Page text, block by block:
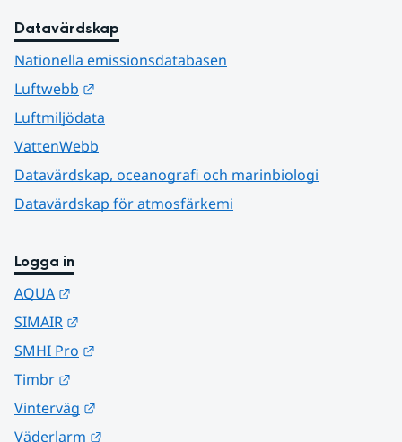
Datavärdskap
Nationella emissionsdatabasen
Luftwebb
Luftmiljödata
VattenWebb
Datavärdskap, oceanografi och marinbiologi
Datavärdskap för atmosfärkemi
Logga in
AQUA
SIMAIR
SMHI Pro
Timbr
Vinterväg
Väderlarm